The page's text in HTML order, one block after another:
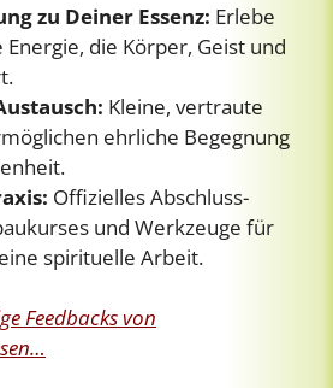
zu Deiner Essenz: Erlebe
Energie, die Körper, Geist und
Kleine, vertraute
ehrliche Begegnung
Offizielles Abschluss-
und Werkzeuge für
spirituelle Arbeit.
Feedbacks von